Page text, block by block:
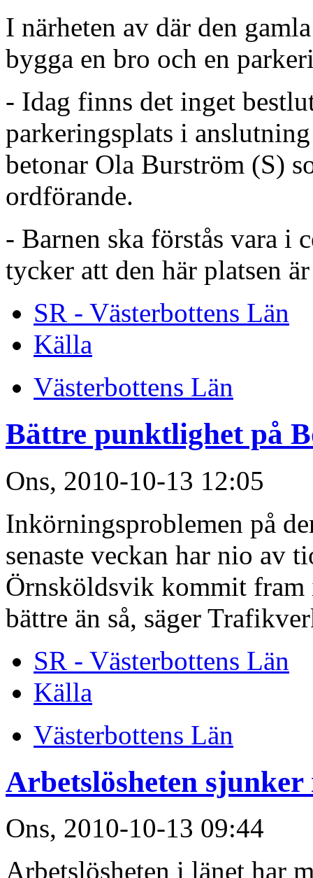
I närheten av där den
bygga en bro och en
- Idag finns det inget
parkeringsplats i
betonar Ola Burström (S)
ordförande.
- Barnen ska förstås vara i
tycker att den här platsen
SR - Västerbottens Län
Källa
Västerbottens Län
Bättre punktlighet på
Ons, 2010-10-13 12:05
Inkörningsproblemen på
senaste veckan har nio av
Örnsköldsvik kommit
bättre än så, säger
SR - Västerbottens Län
Källa
Västerbottens Län
Arbetslösheten sjunker
Ons, 2010-10-13 09:44
Arbetslösheten i länet har